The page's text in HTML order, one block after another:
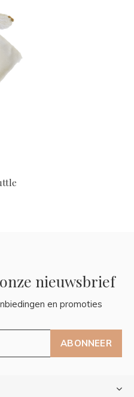
nieuwsbrief
en promoties
ABONNEER